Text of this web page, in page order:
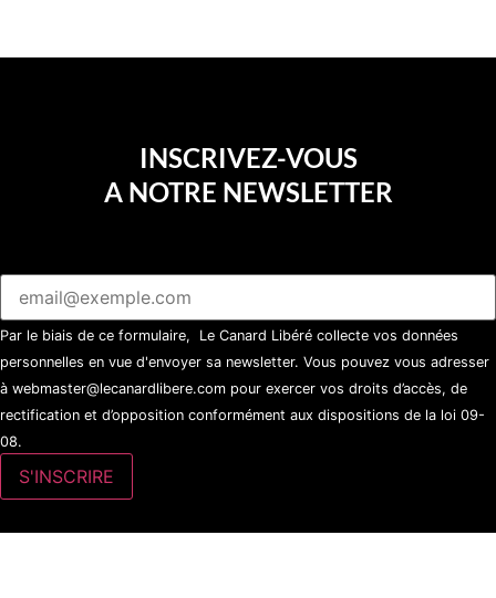
INSCRIVEZ-VOUS
A NOTRE NEWSLETTER
Par le biais de ce formulaire, Le Canard Libéré collecte vos données
personnelles en vue d'envoyer sa newsletter. Vous pouvez vous adresser
à webmaster@lecanardlibere.com pour exercer vos droits d’accès, de
rectification et d’opposition conformément aux dispositions de la loi 09-
08.